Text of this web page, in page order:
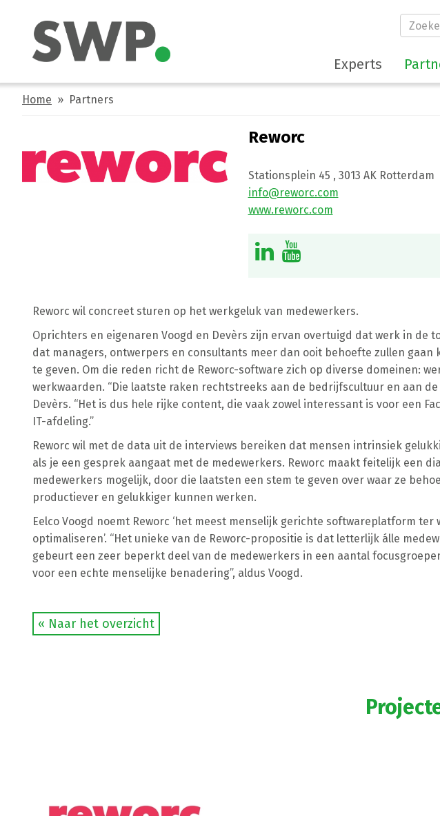
Experts
Home » Partners
Reworc
Stationsplein 45 , 3013 AK Rotterdam
info@reworc.com
www.reworc.com
Reworc wil concreet sturen op het werkgeluk van medewerkers.
Oprichters en eigenaren Voogd en Devèrs zijn ervan overtuigd dat werk in de
dat managers, ontwerpers en consultants meer dan ooit behoefte zullen
te geven. Om die reden richt de Reworc-software zich op diverse domeinen:
werkwaarden. “Die laatste raken rechtstreeks aan de bedrijfscultuur en aan
Devèrs. “Het is dus hele rijke content, die vaak zowel interessant is voor een
IT-afdeling.”
Reworc wil met de data uit de interviews bereiken dat mensen intrinsiek
als je een gesprek aangaat met de medewerkers. Reworc maakt feitelijk een
medewerkers mogelijk, door die laatsten een stem te geven over waar ze
productiever en gelukkiger kunnen werken.
Eelco Voogd noemt Reworc ‘het meest menselijk gerichte softwareplatform
optimaliseren’. “Het unieke van de Reworc-propositie is dat letterlijk álle
gebeurt een zeer beperkt deel van de medewerkers in een aantal
voor een echte menselijke benadering”, aldus Voogd.
« Naar het overzicht